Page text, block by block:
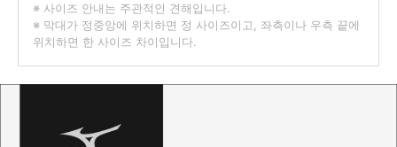
※ 사이즈 안내는 주관적인 견해입니다.
※ 막대가 정중앙에 위치하면 정 사이즈이고, 좌측이나 우측 끝에
위치하면 한 사이즈 차이입니다.